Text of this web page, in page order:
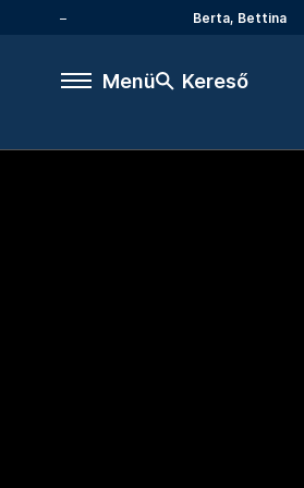
Berta, Bettina
Menü Kereső